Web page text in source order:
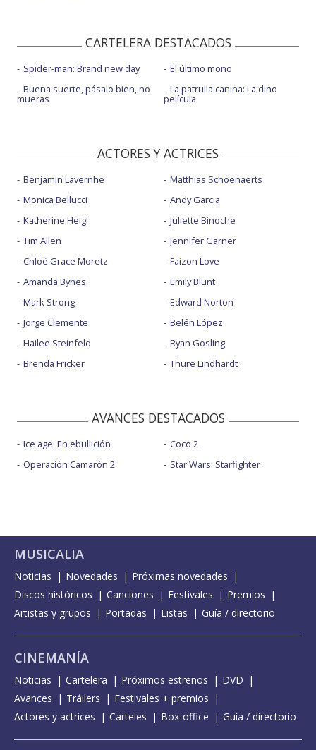
CARTELERA DESTACADOS
Spider-man: Brand new day
Buena suerte, pásalo bien, no
mueras
El último mono
La patrulla canina: La dino
película
ACTORES Y ACTRICES
Benjamin Lavernhe
Monica Bellucci
Katherine Heigl
Tim Allen
Chloë Grace Moretz
Amanda Bynes
Mark Strong
Jorge Clemente
Hailee Steinfeld
Brenda Fricker
Matthias Schoenaerts
Andy Garcia
Juliette Binoche
Jennifer Garner
Faizon Love
Emily Blunt
Edward Norton
Belén López
Ryan Gosling
Thure Lindhardt
AVANCES DESTACADOS
Ice age: En ebullición
Operación Camarón 2
Coco 2
Star Wars: Starfighter
MUSICALIA
Noticias Novedades
Próximas novedades
Discos históricos
Canciones Festivales
Premios
Artistas y grupos
Portadas Listas Guía / directorio
CINEMANÍA
Noticias Cartelera Próximos estrenos
DVD
Avances
Tráilers
Festivales + premios
Actores y actrices
Carteles Box-office Guía / directorio